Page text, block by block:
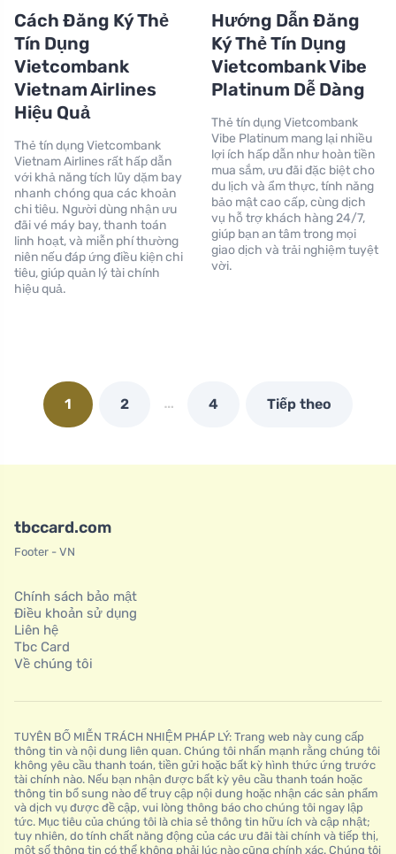
Cách Đăng Ký Thẻ
Tín Dụng
Vietcombank
Vietnam Airlines
Hiệu Quả
Thẻ tín dụng Vietcombank
Vietnam Airlines rất hấp dẫn
với khả năng tích lũy dặm bay
nhanh chóng qua các khoản
chi tiêu. Người dùng nhận ưu
đãi vé máy bay, thanh toán
linh hoạt, và miễn phí thường
niên nếu đáp ứng điều kiện chi
tiêu, giúp quản lý tài chính
hiệu quả.
Hướng Dẫn Đăng
Ký Thẻ Tín Dụng
Vietcombank Vibe
Platinum Dễ Dàng
Thẻ tín dụng Vietcombank
Vibe Platinum mang lại nhiều
lợi ích hấp dẫn như hoàn tiền
mua sắm, ưu đãi đặc biệt cho
du lịch và ẩm thực, tính năng
bảo mật cao cấp, cùng dịch
vụ hỗ trợ khách hàng 24/7,
giúp bạn an tâm trong mọi
giao dịch và trải nghiệm tuyệt
vời.
1 2 … 4 Tiếp theo
tbccard.com
Footer - VN
Chính sách bảo mật
Điều khoản sử dụng
Liên hệ
Tbc Card
Về chúng tôi
TUYÊN BỐ MIỄN TRÁCH NHIỆM PHÁP LÝ: Trang web này cung cấp
thông tin và nội dung liên quan. Chúng tôi nhấn mạnh rằng chúng tôi
không yêu cầu thanh toán, tiền gửi hoặc bất kỳ hình thức ứng trước
tài chính nào. Nếu bạn nhận được bất kỳ yêu cầu thanh toán hoặc
thông tin bổ sung nào để truy cập nội dung hoặc nhận các sản phẩm
và dịch vụ được đề cập, vui lòng thông báo cho chúng tôi ngay lập
tức. Mục tiêu của chúng tôi là chia sẻ thông tin hữu ích và cập nhật;
tuy nhiên, do tính chất năng động của các ưu đãi tài chính và tiếp thị,
một số thông tin có thể không phải lúc nào cũng chính xác. Chúng tôi